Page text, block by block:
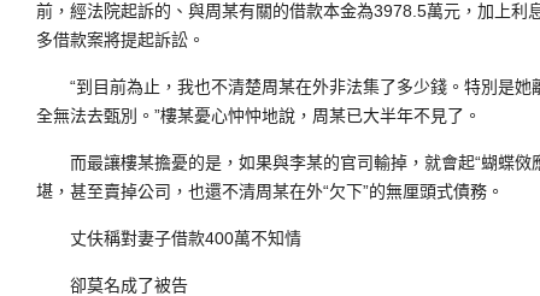
前，經法院起訴的、與周某有關的借款本金為3978.5萬元，加上利
多借款案將提起訴訟。
“到目前為止，我也不清楚周某在外非法集了多少錢。特別是她
全無法去甄別。”樓某憂心忡忡地說，周某已大半年不見了。
而最讓樓某擔憂的是，如果與李某的官司輸掉，就會起“蝴蝶傚
堪，甚至賣掉公司，也還不清周某在外“欠下”的無厘頭式債務。
丈伕稱對妻子借款400萬不知情
卻莫名成了被告